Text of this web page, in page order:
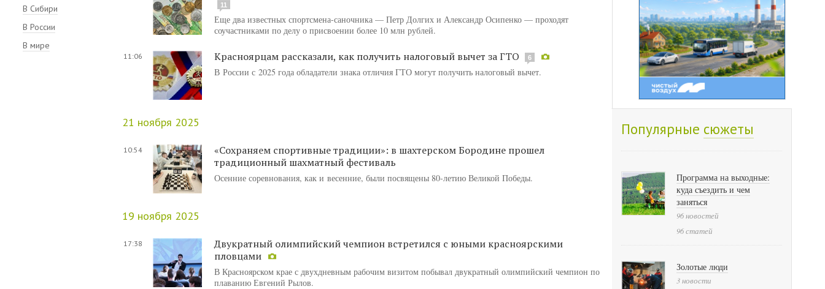
В Сибири
В России
В мире
11
Еще два известных спортсмена-саночника — Петр Долгих и Александр Осипенко — проходят
соучастниками по делу о присвоении более 10 млн рублей.
11:06 Красноярцам рассказали, как получить налоговый вычет за ГТО 6
В России с 2025 года обладатели знака отличия ГТО могут получить налоговый вычет.
21 ноября 2025
10:54
«Сохраняем спортивные традиции»: в шахтерском Бородине прошел
традиционный шахматный фестиваль
Осенние соревнования, как и весенние, были посвящены 80-летию Великой Победы.
19 ноября 2025
17:38
Двукратный олимпийский чемпион встретился с юными красноярскими
пловцами
В Красноярском крае с двухдневным рабочим визитом побывал двукратный олимпийский чемпион по
плаванию Евгений Рылов.
Популярные сюжеты
Программа на выходные:
куда съездить и чем
заняться
96 новостей
96 статей
Золотые люди
3 новости